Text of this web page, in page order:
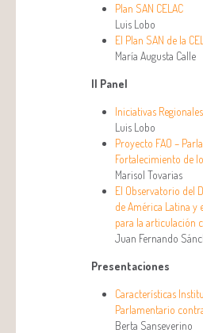
Plan SAN CELAC
Luis Lobo
El Plan SAN de la
María Augusta Calle
II Panel
Iniciativas
Luis Lobo
Proyecto FAO –
Fortalecimiento de
Marisol Tovarias
El Observatorio del
de América Latina y
para la articulación
Juan Fernando
Presentaciones
Características
Parlamentario
Berta Sanseverino